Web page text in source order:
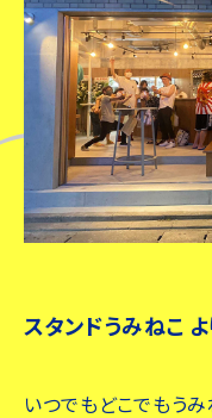
スタンドうみねこ
いつでもどこでもう